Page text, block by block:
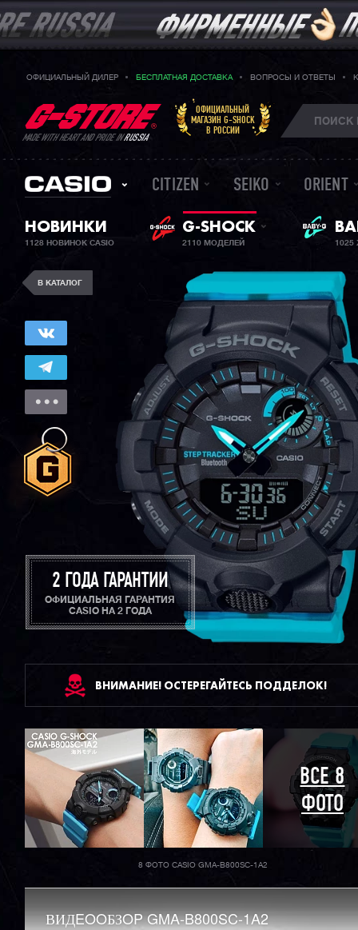
ОФИЦИАЛЬНЫЙ ДИЛЕР БЕСПЛАТНАЯ ДОСТАВКА ВОПРОСЫ И ОТВЕТЫ
MADE WITH HEART AND PRIDE INRUSSIA
ОФИЦИАЛЬНЫЙ
МАГАЗИН G-SHOCK
В РОССИИ
CITIZEN SEIKO ORIENT
НОВИНКИ
1128 НОВИНОК CASIO
G-SHOCK
2110 МОДЕЛЕЙ
В КАТАЛОГ
2 ГОДА ГАРАНТИИ
ОФИЦИАЛЬНАЯ ГАРАНТИЯ
CASIO НА 2 ГОДА
ВНИМАНИЕ! ОСТЕРЕГАЙТЕСЬ ПОДДЕЛОК!
ВСЕ 8
ФОТО
8 ФОТО CASIO GMA-B800SC-1A2
ВИДEOOБЗOP GMA-B800SC-1A2